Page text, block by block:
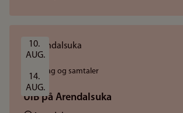
10.
AUG.
14.
AUG.
Foredrag og samtaler
UiB på Arendalsuka